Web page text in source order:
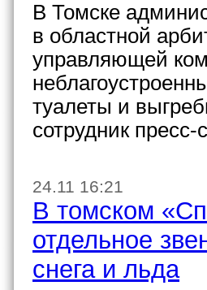
В Томске
в областной
управляющей
туалеты и
сотрудник
24.11 16:21
В томском
отдельное
снега и льда